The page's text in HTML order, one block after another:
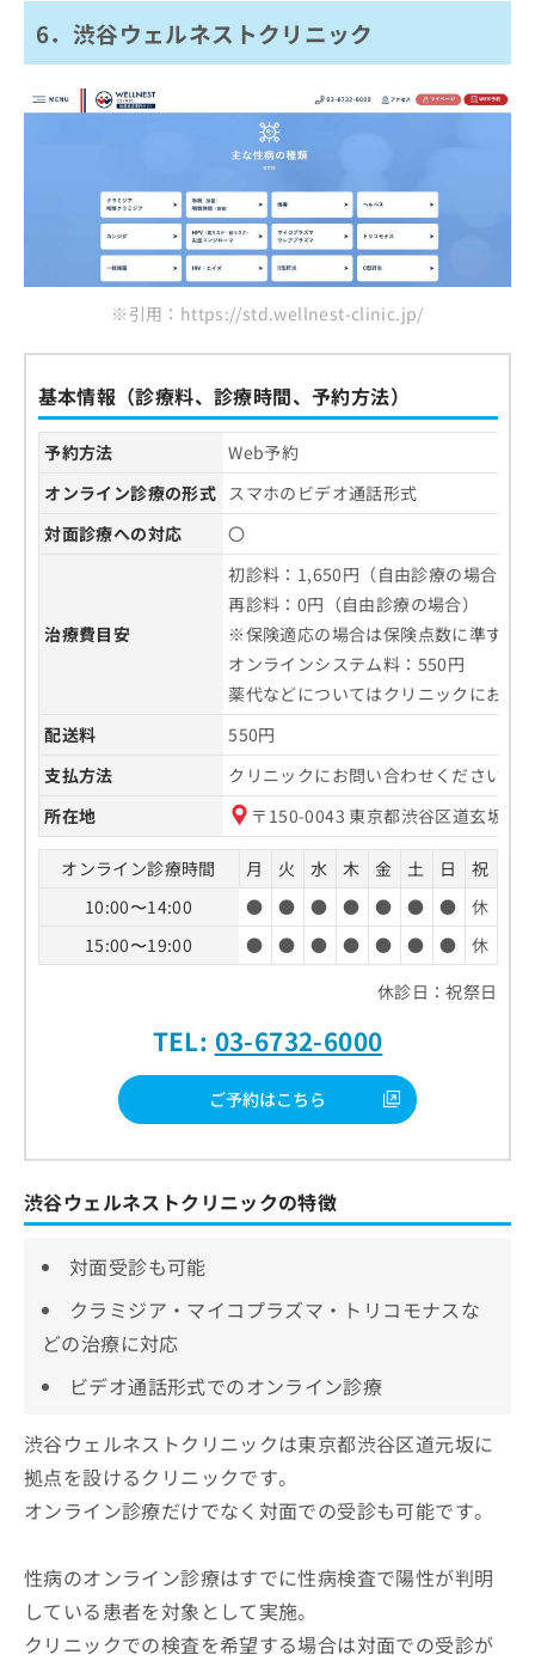
6．渋谷ウェルネストクリニック
※引用：https://std.wellnest-clinic.jp/
基本情報（診療料、診療時間、予約方法）
予約方法
Web予約
オンライン診療の形式 スマホのビデオ通話形式
対面診療への対応
〇
治療費目安
初診料：1,650円（自由診療の場合）
再診料：0円（自由診療の場合）
※保険適応の場合は保険点数に準ずる
オンラインシステム料：550円
薬代などについてはクリニックにお問
配送料
550円
支払方法
クリニックにお問い合わせください。
所在地
〒150-0043 東京都渋谷区道玄坂2-
オンライン診療時間 月 火 水 木 金 土 日
祝
10:00〜14:00
● ● ● ● ● ● ●
休
15:00〜19:00
● ● ● ● ● ● ●
休
休診日：祝祭日
TEL: 03-6732-6000
ご予約はこちら
渋谷ウェルネストクリニックの特徴
対面受診も可能
クラミジア・マイコプラズマ・トリコモナスな
どの治療に対応
ビデオ通話形式でのオンライン診療
渋谷ウェルネストクリニックは東京都渋谷区道元坂に
拠点を設けるクリニックです。
オンライン診療だけでなく対面での受診も可能です。
性病のオンライン診療はすでに性病検査で陽性が判明
している患者を対象として実施。
クリニックでの検査を希望する場合は対面での受診が